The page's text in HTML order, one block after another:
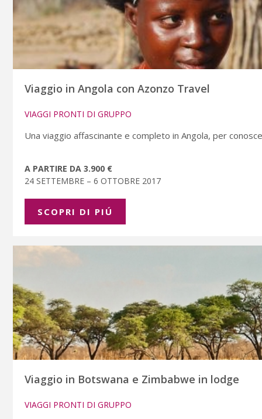
Viaggio in Angola con Azonzo Travel
VIAGGI PRONTI DI GRUPPO
Una viaggio affascinante e completo in Angola, per
A PARTIRE DA 3.900 €
24 SETTEMBRE – 6 OTTOBRE 2017
SCOPRI DI PIÚ
Viaggio in Botswana e Zimbabwe in lodge
VIAGGI PRONTI DI GRUPPO